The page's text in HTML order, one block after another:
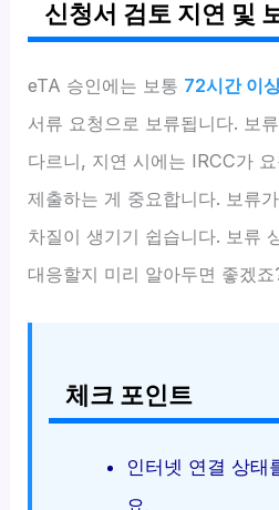
신청서 검토 지연 및
eTA 승인에는 보통 72시간 이
서류 요청으로 보류됩니다. 보
다르니, 지연 시에는 IRCC가
제출하는 게 중요합니다. 보류
차질이 생기기 쉽습니다. 보류
대응할지 미리 알아두면 좋겠죠
체크 포인트
인터넷 연결 상태
요.